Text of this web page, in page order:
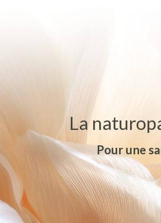
La
Pour une